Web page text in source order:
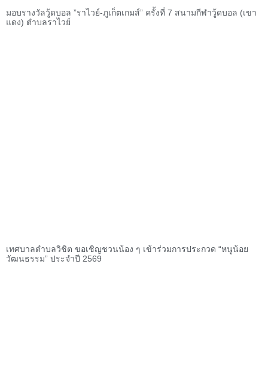
มอบรางวัลวู้ดบอล ”ราไวย์-ภูเก็ตเกมส์” ครั้งที่ 7 สนามกีฬาวู้ดบอล (เขา
แดง) ตำบลราไวย์
เทศบาลตำบลวิชิต ขอเชิญชวนน้อง ๆ เข้าร่วมการประกวด “หนูน้อย
วัฒนธรรม” ประจำปี 2569